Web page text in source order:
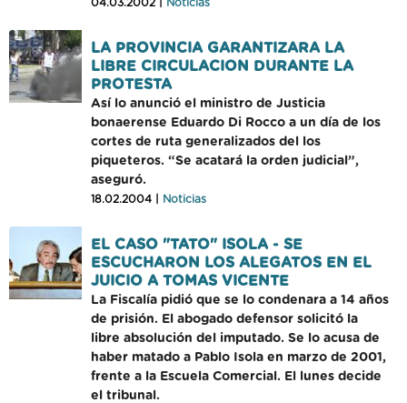
04.03.2002 | Noticias
LA PROVINCIA GARANTIZARA LA
LIBRE CIRCULACION DURANTE LA
PROTESTA
Así lo anunció el ministro de Justicia
bonaerense Eduardo Di Rocco a un día de los
cortes de ruta generalizados del los
piqueteros. “Se acatará la orden judicial”,
aseguró.
18.02.2004 | Noticias
EL CASO "TATO" ISOLA - SE
ESCUCHARON LOS ALEGATOS EN EL
JUICIO A TOMAS VICENTE
La Fiscalía pidió que se lo condenara a 14 años
de prisión. El abogado defensor solicitó la
libre absolución del imputado. Se lo acusa de
haber matado a Pablo Isola en marzo de 2001,
frente a la Escuela Comercial. El lunes decide
el tribunal.